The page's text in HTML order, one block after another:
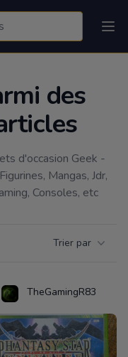
des
d'occasion Geek -
Mangas, Jdr,
Consoles, etc
Trier par
TheGamingR83